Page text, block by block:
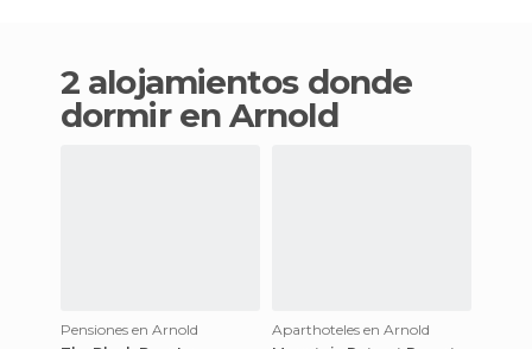
2 alojamientos donde
dormir en Arnold
Pensiones en Arnold
Aparthoteles en Arnold